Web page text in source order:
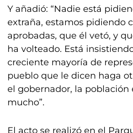
Y añadió: “Nadie está
extraña, estamos pidiendo
aprobadas, que él vetó, y
ha volteado. Está
creciente mayoría de
pueblo que le dicen haga
el gobernador, la población
mucho”.
El acto se realizó en el